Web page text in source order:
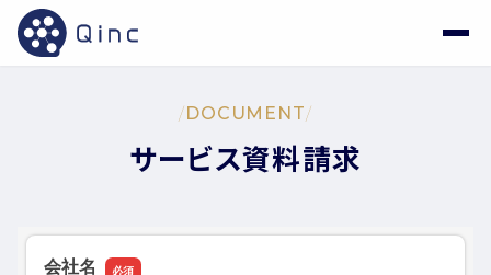
/DOCUMENT/
サービス資料請求